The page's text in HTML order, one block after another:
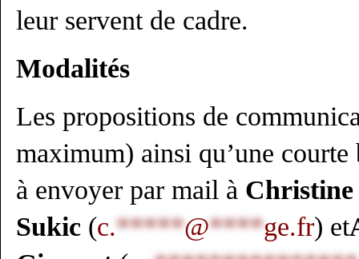
leur servent de cadre.
Modalités
Les propositions de
maximum) ainsi qu’une
à envoyer par mail à Christine
Sukic (c.*****@****ge.fr) et